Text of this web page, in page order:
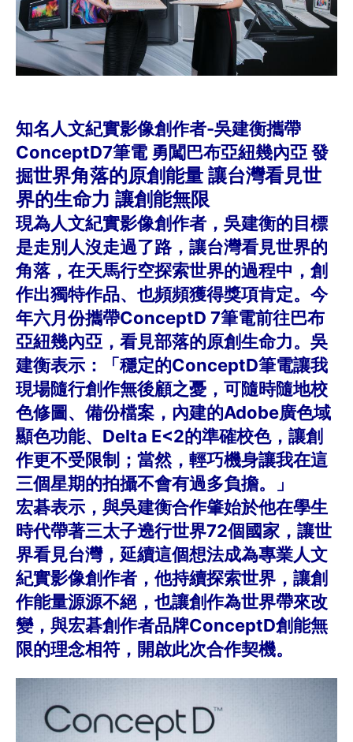
知名人文紀實影像創作者-吳建衡攜帶
ConceptD7筆電 勇闖巴布亞紐幾內亞 發
掘世界角落的原創能量 讓台灣看見世
界的生命力 讓創能無限
現為人文紀實影像創作者，吳建衡的目標
是走別人沒走過了路，讓台灣看見世界的
角落，在天馬行空探索世界的過程中，創
作出獨特作品、也頻頻獲得獎項肯定。今
年六月份攜帶ConceptD 7筆電前往巴布
亞紐幾內亞，看見部落的原創生命力。吳
建衡表示：「穩定的ConceptD筆電讓我
現場隨行創作無後顧之憂，可隨時隨地校
色修圖、備份檔案，內建的Adobe廣色域
顯色功能、Delta E<2的準確校色，讓創
作更不受限制；當然，輕巧機身讓我在這
三個星期的拍攝不會有過多負擔。」
宏碁表示，與吳建衡合作肇始於他在學生
時代帶著三太子遶行世界72個國家，讓世
界看見台灣，延續這個想法成為專業人文
紀實影像創作者，他持續探索世界，讓創
作能量源源不絕，也讓創作為世界帶來改
變，與宏碁創作者品牌ConceptD創能無
限的理念相符，開啟此次合作契機。